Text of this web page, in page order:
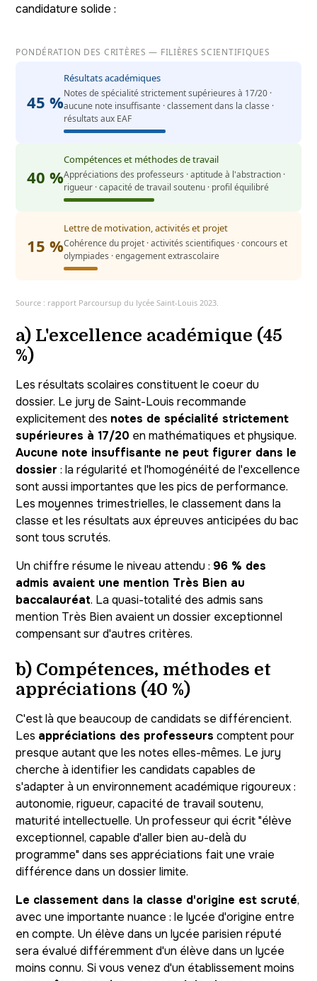
candidature solide :
PONDÉRATION DES CRITÈRES — FILIÈRES SCIENTIFIQUES
45 %
Résultats académiques
Notes de spécialité strictement supérieures à 17/20 ·
aucune note insuffisante · classement dans la classe ·
résultats aux EAF
40 %
Compétences et méthodes de travail
Appréciations des professeurs · aptitude à l'abstraction ·
rigueur · capacité de travail soutenu · profil équilibré
15 %
Lettre de motivation, activités et projet
Cohérence du projet · activités scientifiques · concours et
olympiades · engagement extrascolaire
Source : rapport Parcoursup du lycée Saint-Louis 2023.
a) L'excellence académique (45
%)
Les résultats scolaires constituent le coeur du
dossier. Le jury de Saint-Louis recommande
explicitement des notes de spécialité strictement
supérieures à 17/20 en mathématiques et physique.
Aucune note insuffisante ne peut figurer dans le
dossier : la régularité et l'homogénéité de l'excellence
sont aussi importantes que les pics de performance.
Les moyennes trimestrielles, le classement dans la
classe et les résultats aux épreuves anticipées du bac
sont tous scrutés.
Un chiffre résume le niveau attendu : 96 % des
admis avaient une mention Très Bien au
baccalauréat. La quasi-totalité des admis sans
mention Très Bien avaient un dossier exceptionnel
compensant sur d'autres critères.
b) Compétences, méthodes et
appréciations (40 %)
C'est là que beaucoup de candidats se différencient.
Les appréciations des professeurs comptent pour
presque autant que les notes elles-mêmes. Le jury
cherche à identifier les candidats capables de
s'adapter à un environnement académique rigoureux :
autonomie, rigueur, capacité de travail soutenu,
maturité intellectuelle. Un professeur qui écrit "élève
exceptionnel, capable d'aller bien au-delà du
programme" dans ses appréciations fait une vraie
différence dans un dossier limite.
Le classement dans la classe d'origine est scruté,
avec une importante nuance : le lycée d'origine entre
en compte. Un élève dans un lycée parisien réputé
sera évalué différemment d'un élève dans un lycée
moins connu. Si vous venez d'un établissement moins